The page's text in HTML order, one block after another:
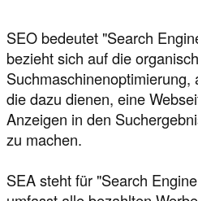
SEO bedeutet "Search
bezieht sich auf die
die dazu dienen, eine
Anzeigen in den
zu machen.
SEA steht für "Search